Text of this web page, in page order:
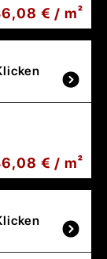
€ / m²
€ / m²